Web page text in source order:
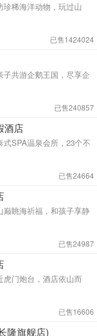
已售1424024
已售240857
酒店
已售24664
已售24987
已售16606
隆旗舰店)